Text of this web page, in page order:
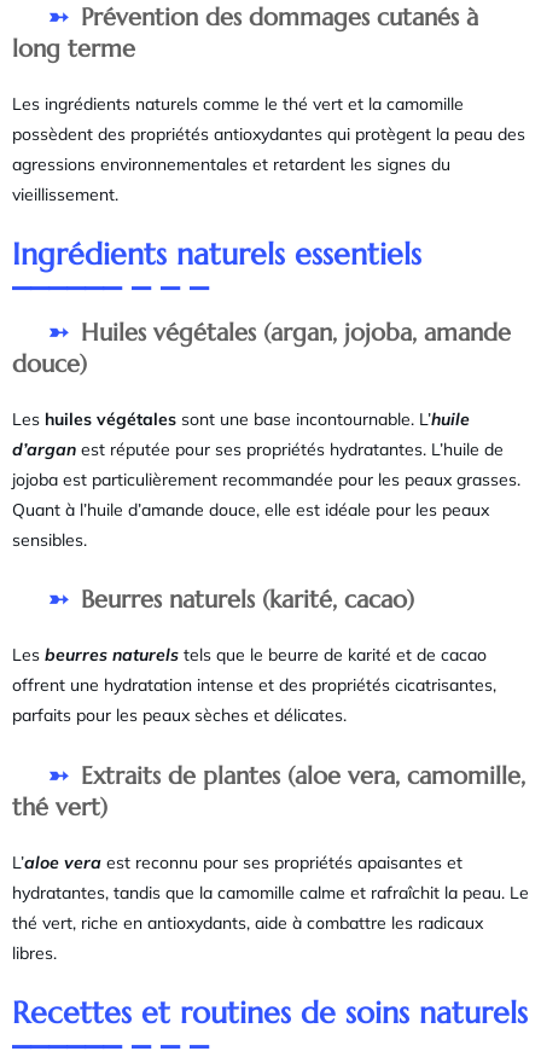
Prévention des dommages cutanés à
long terme
Les ingrédients naturels comme le thé vert et la camomille
possèdent des propriétés antioxydantes qui protègent la peau des
agressions environnementales et retardent les signes du
vieillissement.
Ingrédients naturels essentiels
Huiles végétales (argan, jojoba, amande
douce)
Les huiles végétales sont une base incontournable. L’huile
d’argan est réputée pour ses propriétés hydratantes. L’huile de
jojoba est particulièrement recommandée pour les peaux grasses.
Quant à l’huile d’amande douce, elle est idéale pour les peaux
sensibles.
Beurres naturels (karité, cacao)
Les beurres naturels tels que le beurre de karité et de cacao
offrent une hydratation intense et des propriétés cicatrisantes,
parfaits pour les peaux sèches et délicates.
Extraits de plantes (aloe vera, camomille,
thé vert)
L’aloe vera est reconnu pour ses propriétés apaisantes et
hydratantes, tandis que la camomille calme et rafraîchit la peau. Le
thé vert, riche en antioxydants, aide à combattre les radicaux
libres.
Recettes et routines de soins naturels